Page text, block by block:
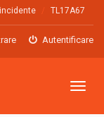
TL17A67
Autentificare
Meniu